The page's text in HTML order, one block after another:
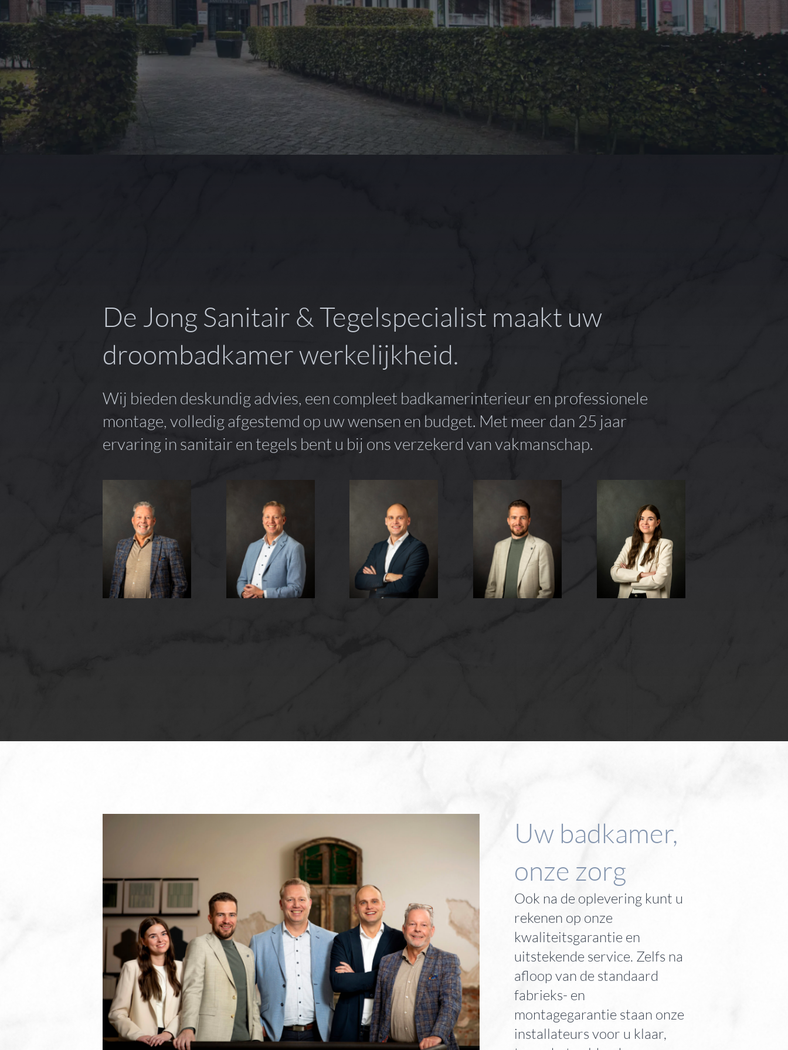
De Jong Sanitair & Tegelspecialist maakt uw
droombadkamer werkelijkheid.
Wij bieden deskundig advies, een compleet badkamerinterieur en professionele
montage, volledig afgestemd op uw wensen en budget. Met meer dan 25 jaar
ervaring in sanitair en tegels bent u bij ons verzekerd van vakmanschap.
Uw badkamer,
onze zorg
Ook na de oplevering kunt u
rekenen op onze
kwaliteitsgarantie en
uitstekende service. Zelfs na
afloop van de standaard
fabrieks- en
montagegarantie staan onze
installateurs voor u klaar,